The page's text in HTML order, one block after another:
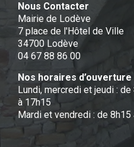
Nous Contacter
Mairie de Lodève
7 place de l'Hôtel de Ville
34700 Lodève
04 67 88 86 00
Nos horaires d’ouverture
Lundi, mercredi et jeudi :
à 17h15
Mardi et vendredi : de